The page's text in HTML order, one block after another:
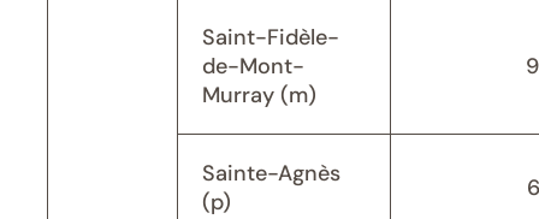
Saint-Fidèle-
de-Mont-
Murray (m)
Sainte-Agnès
(p)